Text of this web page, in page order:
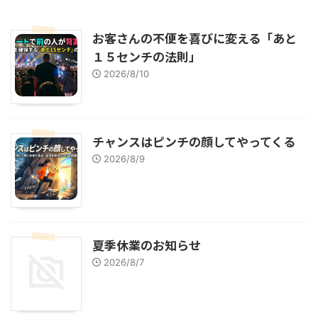
お客さんの不便を喜びに変える「あと
１５センチの法則」
2026/8/10
チャンスはピンチの顔してやってくる
2026/8/9
夏季休業のお知らせ
2026/8/7